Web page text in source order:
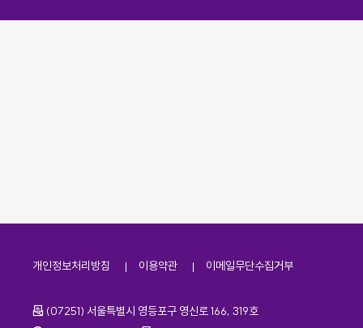
개인정보처리방침 이용약관 이메일무단수집거부
주소
(07251) 서울특별시 영등포구 영신로 166, 319호